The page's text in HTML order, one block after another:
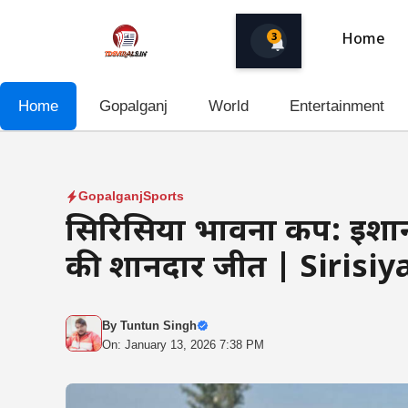
3 Home
Home Gopalganj World Entertainment
GopalganjSports
सिरिसिया भावना कप:
की शानदार जीत |
By Tuntun Singh
On: January 13, 2026 7:38 PM